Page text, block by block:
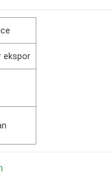
ekspor